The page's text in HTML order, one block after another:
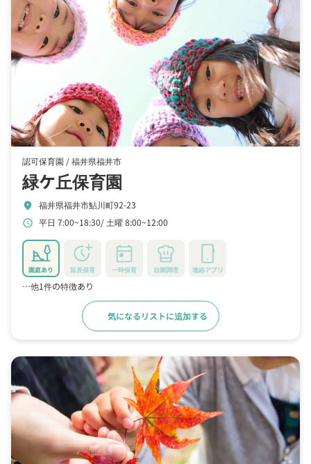
認可保育園 /福井県福井市
緑ケ丘保育園
location_on 福井県福井市鮎川町92-23
schedule 平日 7:00~18:30 土曜 8:00~12:00
園庭あり 延長保育 一時保育 自園調理 連絡アプリ
…他1件の特徴あり
気になるリストに追加する